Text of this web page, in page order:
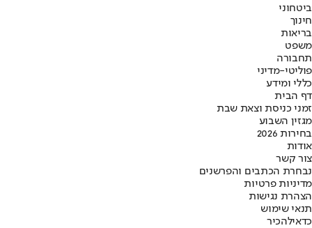
ביטחוני
חינוך
בריאות
משפט
תחבורה
פוליטי-מדיני
כללי ומידע
דף הבית
זמני כניסת וצאת שבת
מגזין השבוע
בחירות 2026
אודות
צור קשר
נבחרת הכתבים והפרשנים
מדיניות פרטיות
הצהרת נגישות
תנאי שימוש
כדאילהכיר